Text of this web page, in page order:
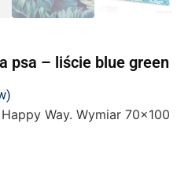
psa – liście blue green
Way. Wymiar 70×100